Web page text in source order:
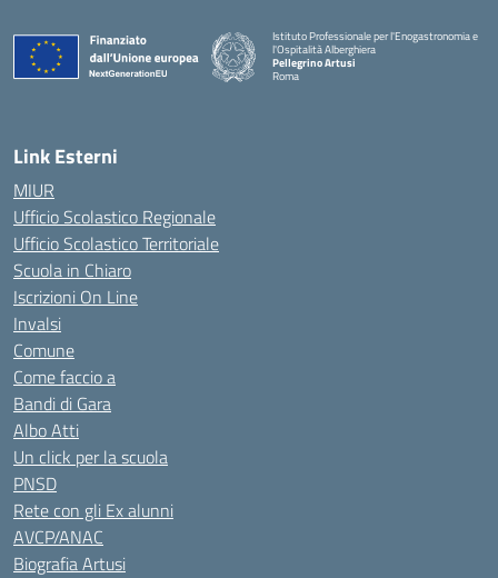
Istituto Professionale per l'Enogastronomia e
l'Ospitalità Alberghiera
Pellegrino Artusi
Roma
Link Esterni
MIUR
Ufficio Scolastico Regionale
Ufficio Scolastico Territoriale
Scuola in Chiaro
Iscrizioni On Line
Invalsi
Comune
Come faccio a
Bandi di Gara
Albo Atti
Un click per la scuola
PNSD
Rete con gli Ex alunni
AVCP/ANAC
Biografia Artusi